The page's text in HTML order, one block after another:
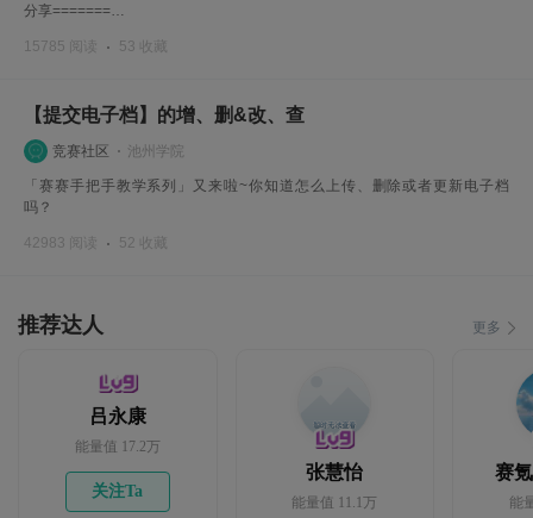
分享=======…
15785 阅读 53 收藏
【提交电子档】的增、删&改、查
竞赛社区 池州学院
「赛赛手把手教学系列」又来啦~你知道怎么上传、删除或者更新电子档
吗？
42983 阅读 52 收藏
推荐达人 更多
吕永康
能量值 17.2万
关注Ta
张慧怡
能量值 11.1万
赛
能